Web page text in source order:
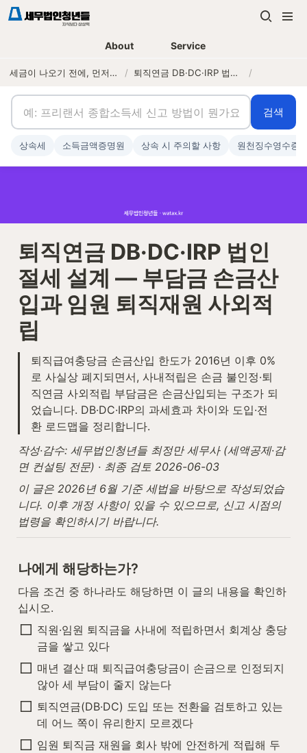
About Service
세금이 나오기 전에, 먼저 연락하는 세무법인 / 퇴직연금 DB·DC·IRP 법인 절세 설계 — 부담금 손금산입과 임원 퇴직재원 사외적립 /
퇴직연금 DB·DC·IRP 법인
절세 설계 — 부담금 손금산
입과 임원 퇴직재원 사외적
립
퇴직급여충당금 손금산입 한도가 2016년 이후 0%
로 사실상 폐지되면서, 사내적립은 손금 불인정·퇴
직연금 사외적립 부담금은 손금산입되는 구조가 되
었습니다. DB·DC·IRP의 과세효과 차이와 도입·전
환 로드맵을 정리합니다.
작성·감수: 세무법인청년들 최정만 세무사 (세액공제·감
면 컨설팅 전문) · 최종 검토 2026-06-03
이 글은 2026년 6월 기준 세법을 바탕으로 작성되었습
니다. 이후 개정 사항이 있을 수 있으므로, 신고 시점의
법령을 확인하시기 바랍니다.
나에게 해당하는가?
다음 조건 중 하나라도 해당하면 이 글의 내용을 확인하
십시오.
직원·임원 퇴직금을 사내에 적립하면서 회계상 충당
금을 쌓고 있다
매년 결산 때 퇴직급여충당금이 손금으로 인정되지
않아 세 부담이 줄지 않는다
퇴직연금(DB·DC) 도입 또는 전환을 검토하고 있는
데 어느 쪽이 유리한지 모르겠다
임원 퇴직금 재원을 회사 밖에 안전하게 적립해 두
검색
상속세 소득금액증명원 상속 시 주의할 사항 원천징수영수증